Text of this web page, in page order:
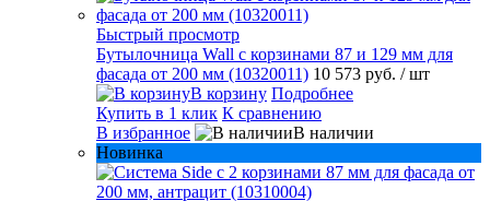
Быстрый просмотр
Бутылочница Wall с корзинами 87 и 129 мм для
фасада от 200 мм (10320011) 10 573 руб. / шт
В корзину Подробнее
Купить в 1 клик К сравнению
В избранное
В наличии
Новинка